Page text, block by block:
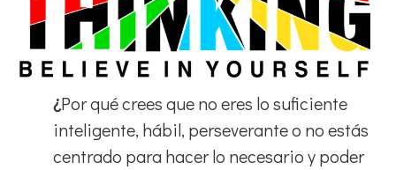
¿Por qué crees que no eres lo suficiente
inteligente, hábil, perseverante o no estás
centrado para hacer lo necesario y poder